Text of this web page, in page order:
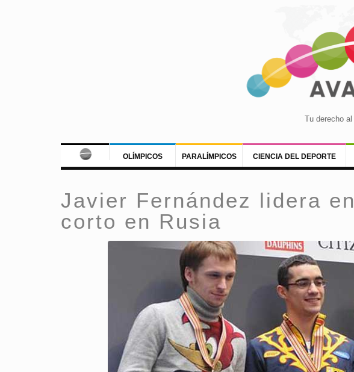
Tu derecho
OLÍMPICOS PARALÍMPICOS CIENCIA DEL DEPORTE
Javier Fernández lidera
corto en Rusia